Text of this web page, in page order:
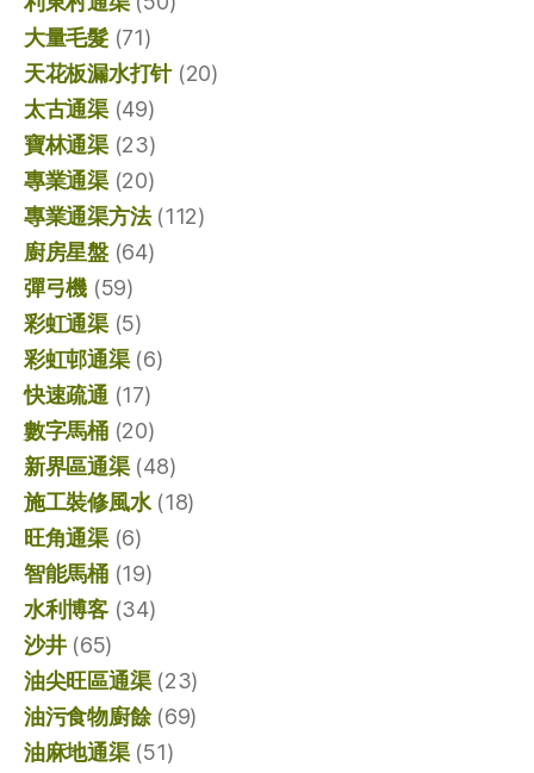
大量毛髮(71)
天花板漏水打针(20)
太古通渠(49)
寶林通渠(23)
專業通渠(20)
專業通渠方法(112)
廚房星盤(64)
彈弓機 (59)
彩虹通渠(5)
彩虹邨通渠(6)
快速疏通 (17)
數字馬桶(20)
新界區通渠(48)
施工裝修風水(18)
旺角通渠(6)
智能馬桶(19)
水利博客(34)
沙井(65)
油尖旺區通渠(23)
油污食物廚餘(69)
油麻地通渠(51)